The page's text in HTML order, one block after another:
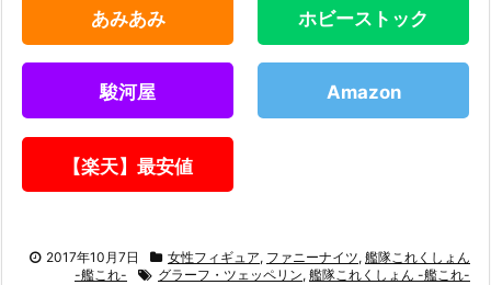
あみあみ ホビーストック
駿河屋 Amazon
【楽天】最安値
2017年10月7日 女性フィギュア, ファニーナイツ, 艦隊これくしょん
-艦これ-
グラーフ・ツェッペリン, 艦隊これくしょん -艦これ-